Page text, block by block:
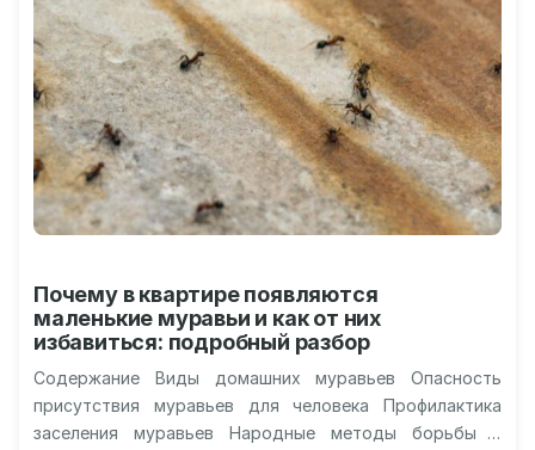
Почему в квартире появляются
маленькие муравьи и как от них
избавиться: подробный разбор
Содержание Виды домашних муравьев Опасность
присутствия муравьев для человека Профилактика
заселения муравьев Народные методы борьбы с